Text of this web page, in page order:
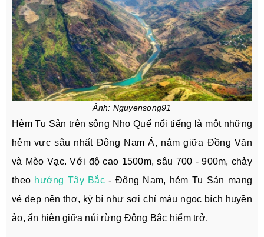
Ảnh: Nguyensong91
Hẻm Tu Sản trên sông Nho Quế nổi tiếng là một những
hẻm vưc sâu nhất Đông Nam Á, nằm giữa Đồng Văn
và Mèo Vạc. Với độ cao 1500m, sâu 700 - 900m, chảy
theo hướng Tây Bắc- Đông Nam, hẻm Tu Sản mang
vẻ đẹp nên thơ, kỳ bí như sợi chỉ màu ngọc bích huyền
ảo, ẩn hiện giữa núi rừng Đông Bắc hiểm trở.